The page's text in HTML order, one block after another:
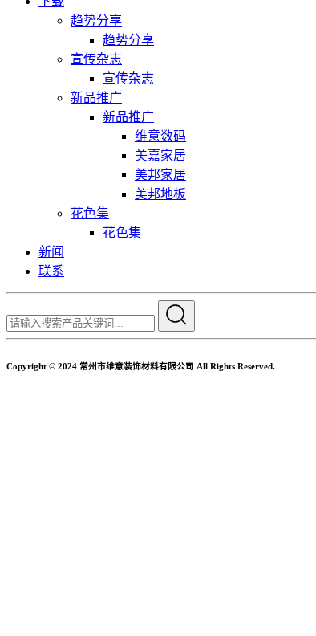
趋势分享
趋势分享
宣传杂志
宣传杂志
新品推广
新品推广
维意数码
美嘉家居
美邦家居
美邦地板
花色集
花色集
新闻
联系
Copyright © 2024 常州市维意装饰材料有限公司 All Rights Reserved.